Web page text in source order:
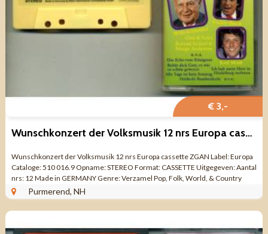
€ 3,-
Wunschkonzert der Volksmusik 12 nrs Europa cassette ZGAN
Wunschkonzert der Volksmusik 12 nrs Europa cassette ZGAN Label: Europa
Cataloge: 510 016.9 Opname: STEREO Format: CASSETTE Uitgegeven: Aantal
nrs: 12 Made in GERMANY Genre: Verzamel Pop, Folk, World, & Country
Kwaliteit: ZO ...
Purmerend, NH